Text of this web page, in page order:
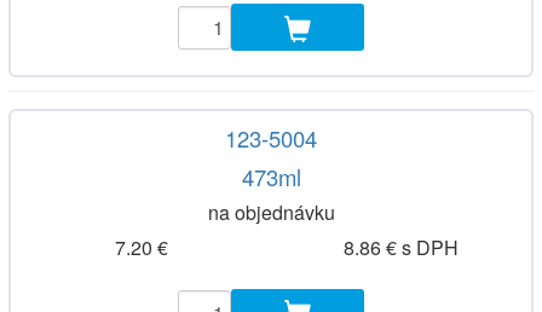
123-5004
473ml
na objednávku
7.20 €
8.86 € s DPH